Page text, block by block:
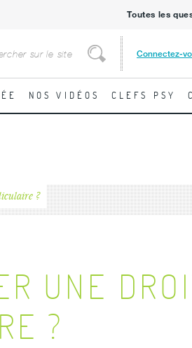
Toutes les
Rechercher
Connectez-
NOS VIDÉOS CLEFS PSY
?
UNE
?